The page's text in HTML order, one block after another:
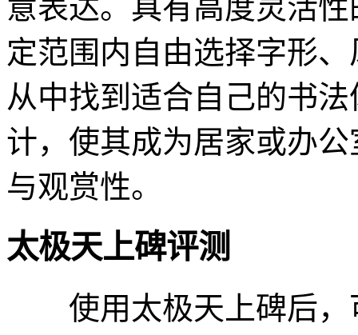
意表达。具有高度灵活
定范围内自由选择字形
从中找到适合自己的书
计，使其成为居家或办
与观赏性。
太极天上碑评测
使用太极天上碑后，